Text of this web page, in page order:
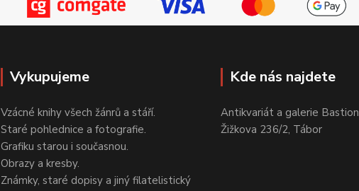
Vykupujeme
Vzácné knihy všech žánrů a stáří.
Staré pohlednice a fotografie.
Grafiku starou i současnou.
Obrazy a kresby.
Známky, staré dopisy a jiný filatelistický
Kde nás najdete
Antikvariát a galerie Bastion
Žižkova 236/2, Tábor